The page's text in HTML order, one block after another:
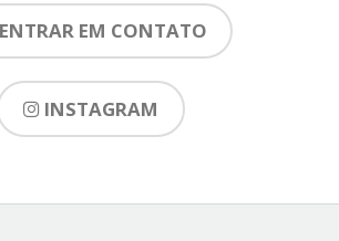
ENTRAR EM CONTATO
INSTAGRAM